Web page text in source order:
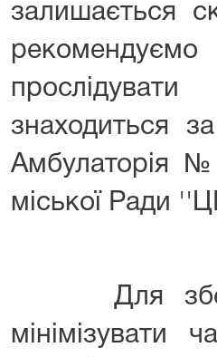
залишається
знаходиться
Амбулаторія
міської Ради
Для
мінімізувати